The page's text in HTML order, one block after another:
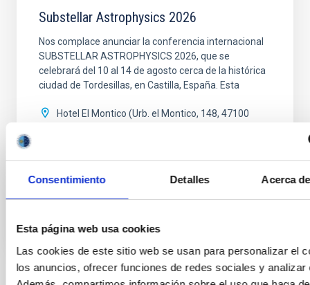
Consentimiento Detalles Acerca
Esta página web usa cookies
Las cookies de este sitio web se usan para personalizar el
los anuncios, ofrecer funciones de redes sociales y analizar
Substellar Astrophysics 2026
Nos complace anunciar la conferencia internacional
SUBSTELLAR ASTROPHYSICS 2026, que se
celebrará del 10 al 14 de agosto cerca de la histórica
ciudad de Tordesillas, en Castilla, España. Esta
Hotel El Montico (Urb. el Montico, 148, 47100
Fecha
10/08/2026-14/08/2026
Próximas
WEBSITE OF THE MEETING